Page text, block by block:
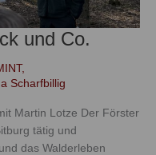
und Co.
,
Scharfbillig
Martin Lotze Der Förster
tätig und
das Walderleben